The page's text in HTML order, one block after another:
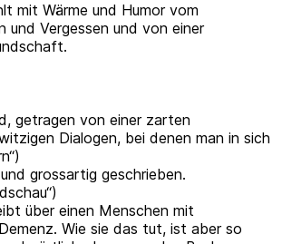
mit Wärme und Humor vom
und Vergessen und von einer
getragen von einer zarten
Dialogen, bei denen man in sich
grossartig geschrieben.
über einen Menschen mit
Wie sie das tut, ist aber so